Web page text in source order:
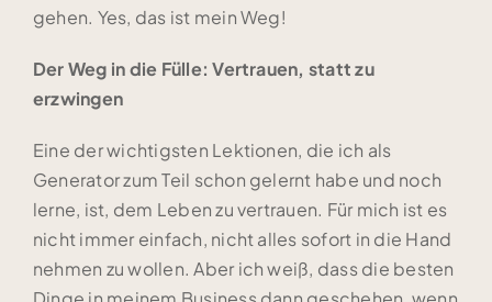
gehen. Yes, das ist mein Weg!
Der Weg in die Fülle: Vertrauen, statt zu
erzwingen
Eine der wichtigsten Lektionen, die ich als
Generator zum Teil schon gelernt habe und noch
lerne, ist, dem Leben zu vertrauen. Für mich ist es
nicht immer einfach, nicht alles sofort in die Hand
nehmen zu wollen. Aber ich weiß, dass die besten